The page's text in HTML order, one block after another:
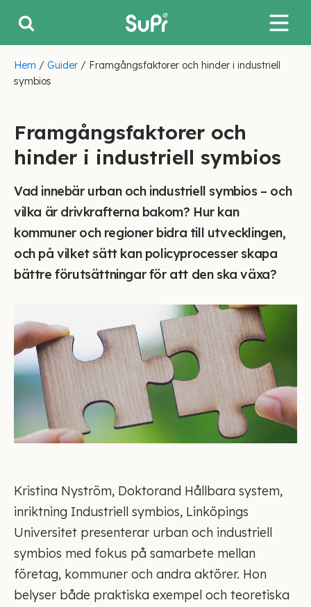
Hem / Guider / Framgångsfaktorer och hinder i industriell
symbios
Framgångsfaktorer och
hinder i industriell symbios
Vad innebär urban och industriell symbios – och
vilka är drivkrafterna bakom? Hur kan
kommuner och regioner bidra till utvecklingen,
och på vilket sätt kan policyprocesser skapa
bättre förutsättningar för att den ska växa?
Kristina Nyström, Doktorand Hållbara system,
inriktning Industriell symbios, Linköpings
Universitet presenterar urban och industriell
symbios med fokus på samarbete mellan
företag, kommuner och andra aktörer. Hon
belyser både praktiska exempel och teoretiska